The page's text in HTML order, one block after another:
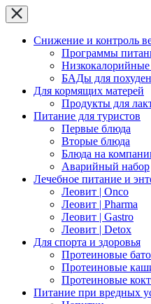
Снижение и контроль
Программы
БАДы для
Для кормящих матерей
Продукты для
Питание для туристов
Первые блюда
Вторые блюда
Блюда на
Аварийный набор
Лечебное питание и
Леовит | Onco
Леовит | Pharma
Леовит | Gastro
Леовит | Detox
Для спорта и здоровья
Протеиновые
Протеиновые
Протеиновые
Питание при вредных